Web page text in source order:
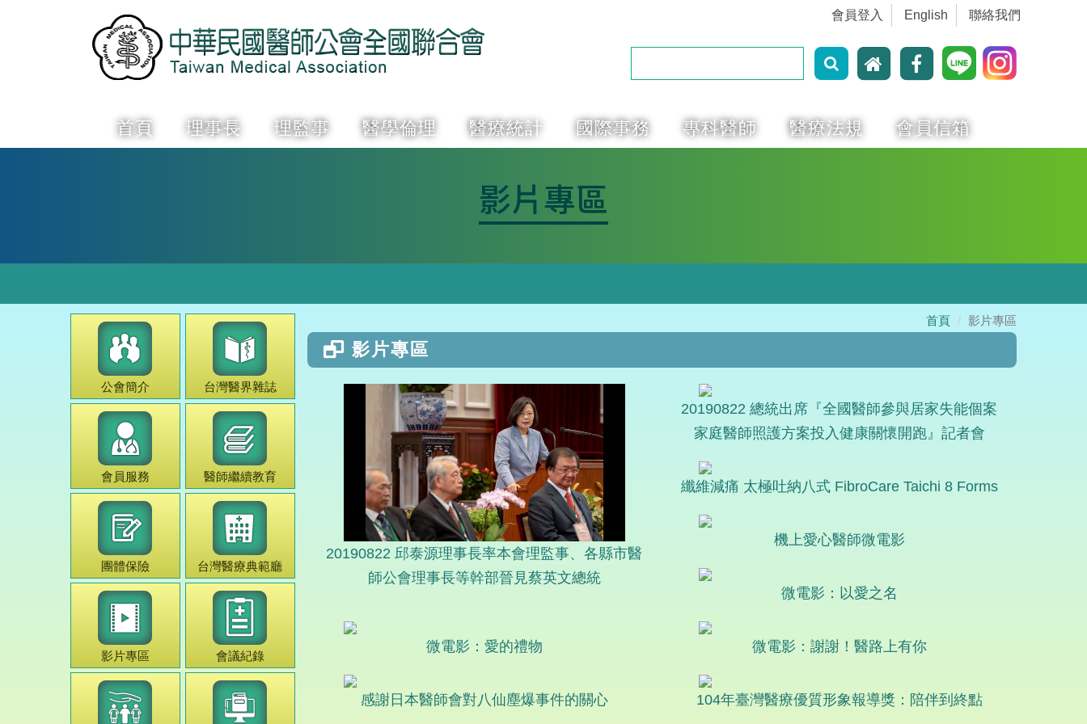
會員登入 English 聯絡我們
首頁 理事長 理監事 醫學倫理 醫療統計 國際事務 專科醫師 醫療法規 會員信箱
影片專區
公會簡介 台灣醫界雜誌
會員服務 醫師繼續教育
團體保險 台灣醫療典範廳
影片專區 會議紀錄
首頁 影片專區
影片專區
20190822 邱泰源理事長率本會理監事、各縣市醫
師公會理事長等幹部晉見蔡英文總統
20190822 總統出席『全國醫師參與居家失能個案
家庭醫師照護方案投入健康關懷開跑』記者會
纖維減痛 太極吐納八式 FibroCare Taichi 8 Forms
機上愛心醫師微電影
微電影：以愛之名
微電影：愛的禮物 微電影：謝謝！醫路上有你
感謝日本醫師會對八仙塵爆事件的關心 104年臺灣醫療優質形象報導獎：陪伴到終點